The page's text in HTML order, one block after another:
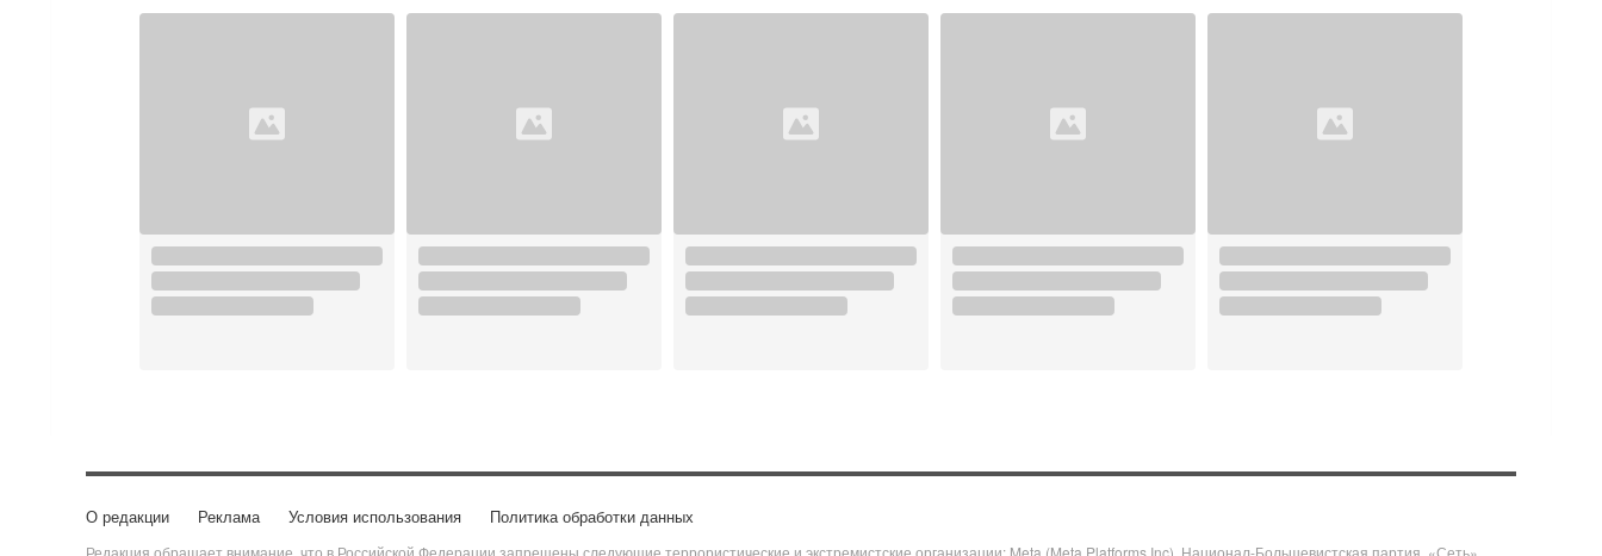
О редакции Реклама Условия использования Политика обработки данных
Редакция обращает внимание, что в Российской Федерации запрещены следующие террористические и экстремистские организации: Meta (Meta Platforms Inc), Национал-Большевистская партия, «Сеть»,